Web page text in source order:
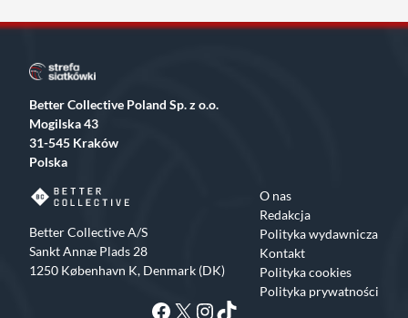
Better Collective Poland Sp. z o.o.
Mogilska 43
31-545 Kraków
Polska
Better Collective A/S
Sankt Annæ Plads 28
1250 København K, Denmark (DK)
O nas
Redakcja
Polityka wydawnicza
Kontakt
Polityka cookies
Polityka prywatności
Facebook
X Instagram
TikTok